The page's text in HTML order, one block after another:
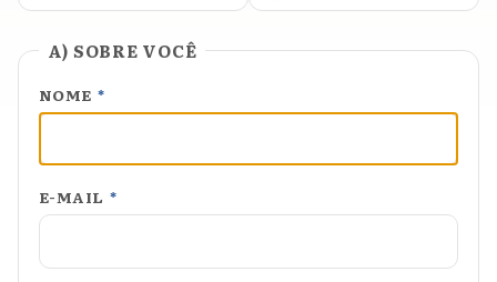
A) SOBRE VOCÊ
NOME *
E-MAIL *